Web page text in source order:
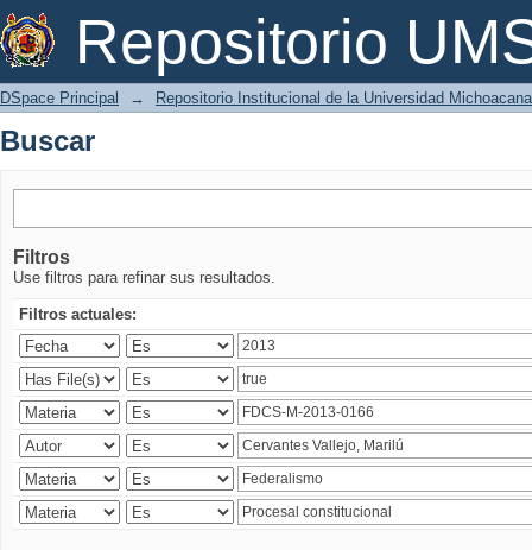
Repositorio
Buscar
DSpace Principal → Repositorio Institucional de la Universidad
Buscar
Filtros
Use filtros para refinar sus resultados.
Filtros actuales: